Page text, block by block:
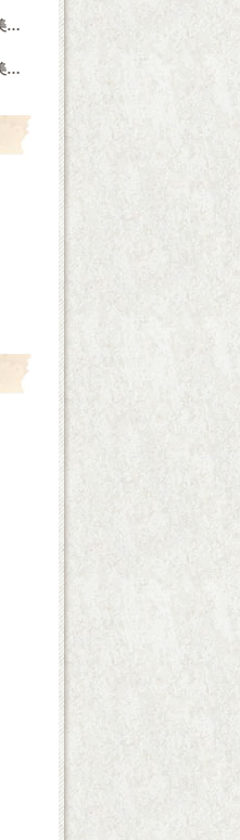
摂津市JR千里丘駅の近くの美容室airfeel千里丘店♪
摂津市JR千里丘駅の近くの美容室airfeel千里丘店♪